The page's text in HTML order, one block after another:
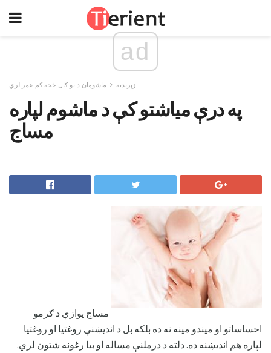
ad
زېږېدنه ماشومان د یو کال څخه کم عمر لري
په درې میاشتو کې د ماشوم لپاره
مساج
مساج یوازې د ګرمو
احساساتو او میندو مینه نه ده بلکه بل د اندیښنې روغتیا او روغتیا
لپاره هم اندیښنه ده. دلته د درملنې مساله او بیا رغونه شتون لري.